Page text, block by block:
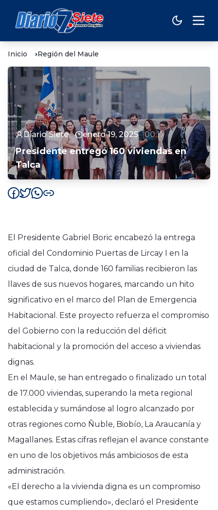
Inicio Región del Maule
Diario Siete enero 19, 2025 00:17
Presidente entregó 160 viviendas en
Talca
El Presidente Gabriel Boric encabezó la entrega
oficial del Condominio Puertas de Lircay I en la
ciudad de Talca, donde 160 familias recibieron las
llaves de sus nuevos hogares, marcando un hito
significativo en el marco del Plan de Emergencia
Habitacional. Este proyecto refuerza el compromiso
del Gobierno con la reducción del déficit
habitacional y la promoción del acceso a viviendas
dignas.
En el Maule, se han entregado o finalizado un total
de 17.000 viviendas, superando la meta regional
establecida y sumándose al logro alcanzado por
otras regiones como Ñuble, Biobío, La Araucanía y
Magallanes. Estas cifras reflejan el avance constante
en uno de los objetivos más ambiciosos de esta
administración.
«El derecho a la vivienda digna es un compromiso
que estamos cumpliendo», declaró el Presidente